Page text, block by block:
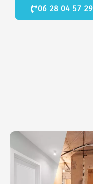
06 28 04 57 29